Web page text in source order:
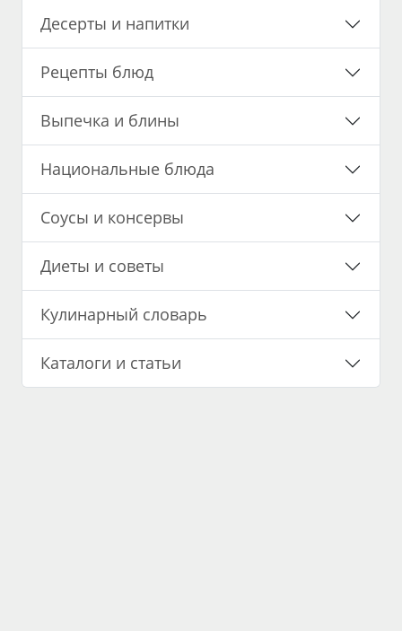
Десерты и напитки
Рецепты блюд
Выпечка и блины
Национальные блюда
Соусы и консервы
Диеты и советы
Кулинарный словарь
Каталоги и статьи